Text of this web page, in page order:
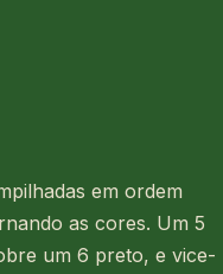
em ordem
as cores. Um 5
um 6 preto, e vice-